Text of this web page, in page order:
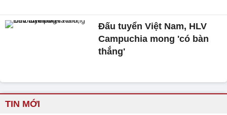
Đấu tuyển Việt Nam, HLV
Campuchia mong 'có bàn
thắng'
TIN MỚI